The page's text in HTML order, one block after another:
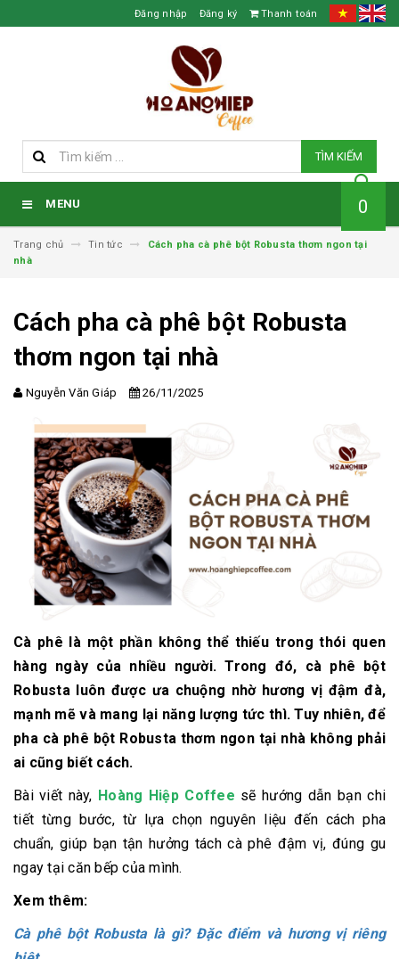
Đăng nhập Đăng ký Thanh toán
TÌM KIẾM
MENU 0
Trang chủ Tin tức
Cách pha cà phê bột Robusta thơm ngon tại
nhà
Cách pha cà phê bột Robusta
thơm ngon tại nhà
Nguyễn Văn Giáp 26/11/2025
Cà phê là một phần không thể thiếu trong thói quen
hàng ngày của nhiều người. Trong đó, cà phê bột
Robusta luôn được ưa chuộng nhờ hương vị đậm đà,
mạnh mẽ và mang lại năng lượng tức thì. Tuy nhiên, để
pha cà phê bột Robusta thơm ngon tại nhà không phải
ai cũng biết cách.
Bài viết này, Hoàng Hiệp Coffee sẽ hướng dẫn bạn chi
tiết từng bước, từ lựa chọn nguyên liệu đến cách pha
chuẩn, giúp bạn tận hưởng tách cà phê đậm vị, đúng gu
ngay tại căn bếp của mình.
Xem thêm:
Cà phê bột Robusta là gì? Đặc điểm và hương vị riêng